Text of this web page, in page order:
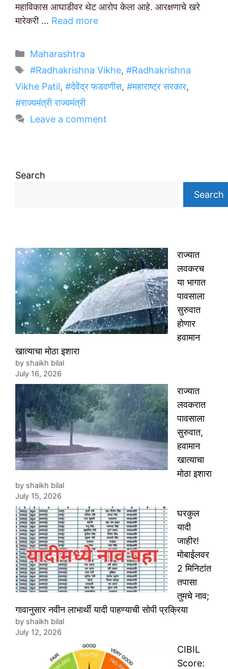
महाविकास आघाडीवर थेट आरोप केला आहे. आरक्षणाचे खरे
मारेकरी … Read more
Categories
Maharashtra
Tags
#Radhakrishna Vikhe, #Radhakrishna
Vikhe Patil, #देवेंद्र फडवणीस, #महाराष्ट्र सरकार,
#राज्यमंत्री राज्यमंत्री
Leave a comment
Search
Search
राज्यात
लवकरच
या भागात
पावसाला
सुरुवात
होणार
हवामान
खात्याचा मोठा इशारा
by shaikh bilal
July 16, 2026
राज्यात
लवकरात
पावसाला
सुरुवात,
हवामान
खात्याचा
मोठा इशारा
by shaikh bilal
July 15, 2026
घरकुल
यादी
जाहीर!
मोबाईलवर
2 मिनिटांत
तपासा
तुमचे नाव;
गावानुसार नवीन लाभार्थी यादी पाहण्याची सोपी प्रक्रिया
by shaikh bilal
July 12, 2026
CIBIL
Score: